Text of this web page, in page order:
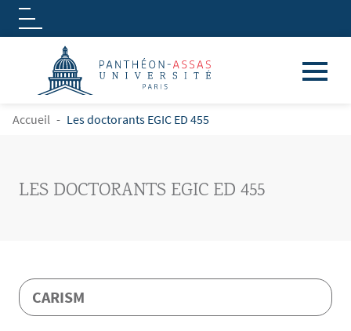
Aller au contenu principal
Logo
FIL D'ARIANE
Accueil Les doctorants EGIC ED 455
LES DOCTORANTS EGIC ED 455
CARISM